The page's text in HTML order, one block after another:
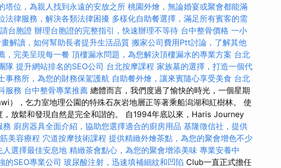
塔位，為親人找到永遠的安放之所 桃園外燴，無論婚宴或聚會都能滿
法律服務，解決各類法律困擾 多樣化自助餐選擇，滿足所有賓客的需
台胞證 辦理台胞證的完整指引，快速辦理不等待 台中整骨價格 一小
解讀，如何幫助長者提升生活品質 搬家公司費用Ptt討論，了解其他
，完美呈現每一餐 頂樓漏水問題，為您解決頂樓漏水的專業方案 台北
隊 提升網站排名的SEO公司 台北按摩課程 家族墓的選擇，打造一個代
事務所，為您的財務保駕護航 自助餐外燴，讓來賓隨心享受美食 台北
服務 台中整骨專業推薦 總體而言，我們度過了愉快的時光，一個星期
），乞力室地理公園的特殊石灰岩地層正等著乘船潟湖和紅樹林。 使
放鬆和發現自然是完全和諧的。 自1994年底以來，Haris Journey
務 廚房器具全面介紹，協助您選擇適合的廚房用品 基隆徵信社，提供
美容療程 穴道按摩技術課程 提供精緻外燴茶點，為您的聚會增色不少
選擇最佳安息地 精緻茶會點心，為您的聚會增添美味 專業安養中
的SEO專業公司 玻尿酸注射，迅速填補細紋和凹陷 Club一直正式擔任